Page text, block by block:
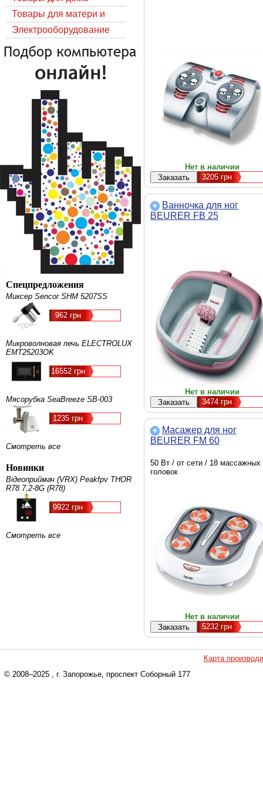
Товары для матери и
ребёнка
Электрооборудование
Спецпредложения
Миксер Sencor SHM 5207SS
962 грн
Микроволновая печь ELECTROLUX
EMT25203OK
16552 грн
Мясорубка SeaBreeze SB-003
1235 грн
Смотреть все
Новинки
Відеоприймач (VRX) Peakfpv THOR
R78 7,2-8G (R78)
9922 грн
Смотреть все
Нет в наличии
3205 грн
Ванночка для ног
BEURER FB 25
Нет в наличии
3474 грн
Масажер для ног
BEURER FM 60
50 Вт / от сети / 18 массажных
головок
Нет в наличии
5232 грн
Карта
© 2008–2025 , г. Запорожье, проспект Соборный 177